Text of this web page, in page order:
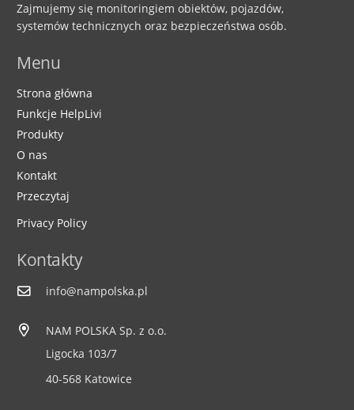
Zajmujemy się monitoringiem obiektów, pojazdów,
systemów technicznych oraz bezpieczeństwa osób.
Menu
Strona główna
Funkcje HelpLivi
Produkty
O nas
Kontakt
Przeczytaj
Privacy Policy
Kontakty
info@nampolska.pl
NAM POLSKA Sp. z o.o.
Ligocka 103/7
40-568 Katowice